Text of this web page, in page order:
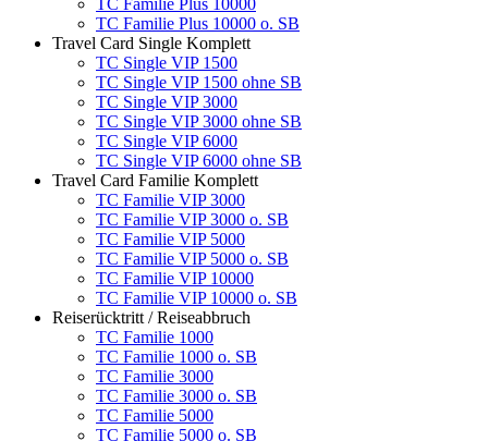
TC Familie Plus 10000 o. SB
Travel Card Single Komplett
TC Single VIP 1500
TC Single VIP 1500 ohne SB
TC Single VIP 3000
TC Single VIP 3000 ohne SB
TC Single VIP 6000
TC Single VIP 6000 ohne SB
Travel Card Familie Komplett
TC Familie VIP 3000
TC Familie VIP 3000 o. SB
TC Familie VIP 5000
TC Familie VIP 5000 o. SB
TC Familie VIP 10000
TC Familie VIP 10000 o. SB
Reiserücktritt / Reiseabbruch
TC Familie 1000
TC Familie 1000 o. SB
TC Familie 3000
TC Familie 3000 o. SB
TC Familie 5000
TC Familie 5000 o. SB